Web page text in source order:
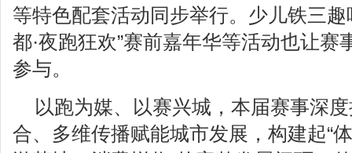
等特色配套活动同步举行。少儿铁三
都·夜跑狂欢”赛前嘉年华等活动也让赛
参与。
以跑为媒、以赛兴城，本届赛事深
合、多维传播赋能城市发展，构建起“